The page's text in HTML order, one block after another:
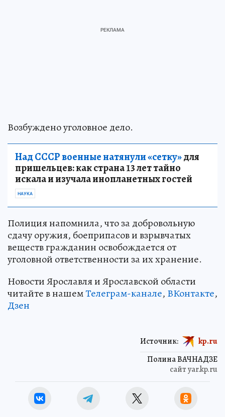
Возбуждено уголовное дело.
Над СССР военные натянули «сетку»для
пришельцев: как страна 13 лет тайно
искала и изучала инопланетных гостей
НАУКА
Полиция напомнила, что за добровольную
сдачу оружия, боеприпасов и взрывчатых
веществ гражданин освобождается от
уголовной ответственности за их хранение.
Новости Ярославля и Ярославской области
читайте в нашемТелеграм-канале, ВКонтакте,
Дзен
Полина ВАЧНАДЗЕ
сайт yar.kp.ru
Источник: kp.ru